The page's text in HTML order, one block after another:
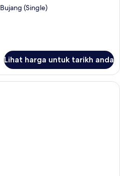
(Single)
Lihat harga untuk tarikh anda
Villa | Bar mini, peti besi dalam bilik,